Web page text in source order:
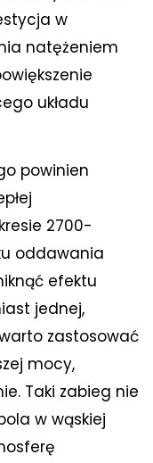
w
natężeniem
układu
powinien
2700-
oddawania
efektu
jednej,
zastosować
mocy,
Taki zabieg nie
w wąskiej